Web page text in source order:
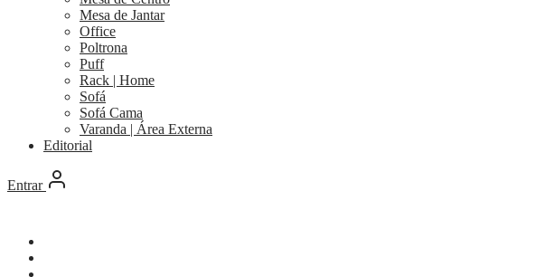
Mesa de Jantar
Office
Poltrona
Puff
Rack | Home
Sofá
Sofá Cama
Varanda | Área Externa
Editorial
Entrar